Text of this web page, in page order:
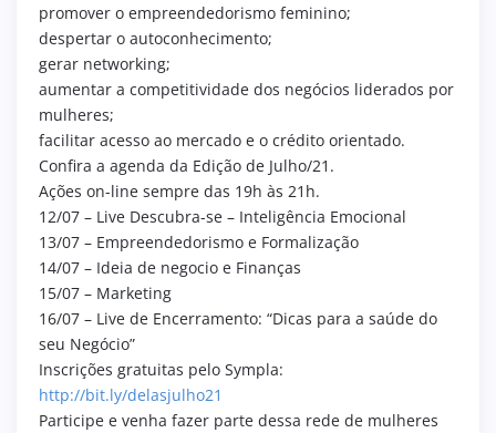
promover o empreendedorismo feminino;
despertar o autoconhecimento;
gerar networking;
aumentar a competitividade dos negócios liderados por
mulheres;
facilitar acesso ao mercado e o crédito orientado.
Confira a agenda da Edição de Julho/21.
Ações on-line sempre das 19h às 21h.
12/07 – Live Descubra-se – Inteligência Emocional
13/07 – Empreendedorismo e Formalização
14/07 – Ideia de negocio e Finanças
15/07 – Marketing
16/07 – Live de Encerramento: “Dicas para a saúde do
seu Negócio”
Inscrições gratuitas pelo Sympla:
http://bit.ly/delasjulho21
Participe e venha fazer parte dessa rede de mulheres